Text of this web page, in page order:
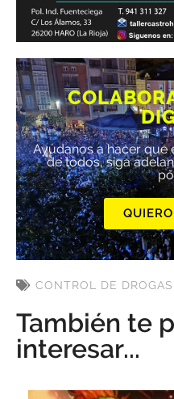
Ayúdanos a hacer
de todos, siga
CONTROL DE DROGAS
También te
interesar...